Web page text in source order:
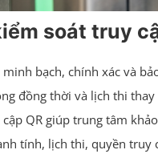
soát truy
bạch, chính xác và
đồng thời và lịch thi
QR giúp trung tâm
tính, lịch thi, quyền